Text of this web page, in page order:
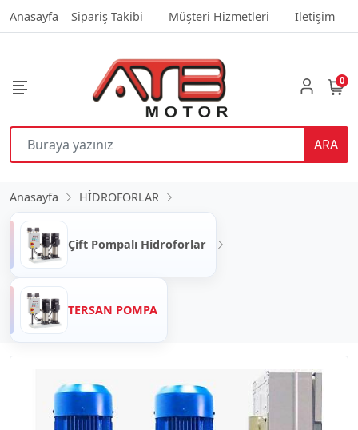
Anasayfa Sipariş Takibi Müşteri Hizmetleri İletişim
ARA
0
Anasayfa HİDROFORLAR
Çift Pompalı Hidroforlar
TERSAN POMPA